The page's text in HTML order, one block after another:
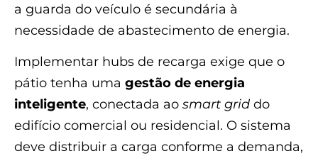
a guarda do veículo é secundária à
necessidade de abastecimento de energia.
Implementar hubs de recarga exige que o
pátio tenha uma gestão de energia
inteligente, conectada ao smart grid do
edifício comercial ou residencial. O sistema
deve distribuir a carga conforme a demanda,